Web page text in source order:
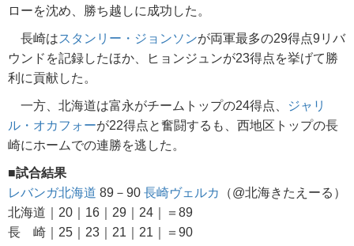
ローを沈め、勝ち越しに成功した。
長崎はスタンリー・ジョンソンが両軍最多の29得点9リバ
ウンドを記録したほか、ヒョンジュンが23得点を挙げて勝
利に貢献した。
一方、北海道は富永がチームトップの24得点、
ジャリ
ル・オカフォーが22得点と奮闘するも、西地区トップの長
崎にホームでの連勝を逃した。
■試合結果
レバンガ北海道 89－90 長崎ヴェルカ
（@北海きたえーる）
北海道｜20｜16｜29｜24｜＝89
長 崎｜25｜23｜21｜21｜＝90